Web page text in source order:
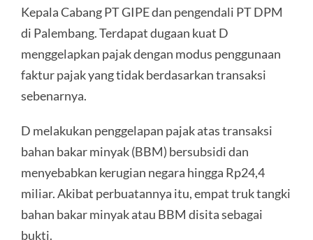
Kepala Cabang PT GIPE dan pengendali PT DPM
di Palembang. Terdapat dugaan kuat D
menggelapkan pajak dengan modus penggunaan
faktur pajak yang tidak berdasarkan transaksi
sebenarnya.
D melakukan penggelapan pajak atas transaksi
bahan bakar minyak (BBM) bersubsidi dan
menyebabkan kerugian negara hingga Rp24,4
miliar. Akibat perbuatannya itu, empat truk tangki
bahan bakar minyak atau BBM disita sebagai
bukti.